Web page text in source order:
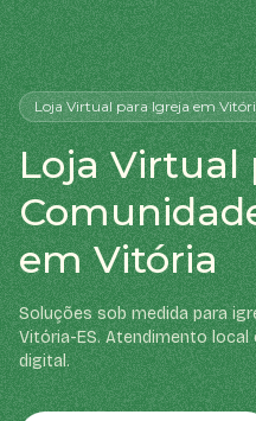
Loja Virtualpara Igrejaem
Loja Virtual
em Vitória
Soluções sob medida para
Vitória-ES. Atendimento local
digital.